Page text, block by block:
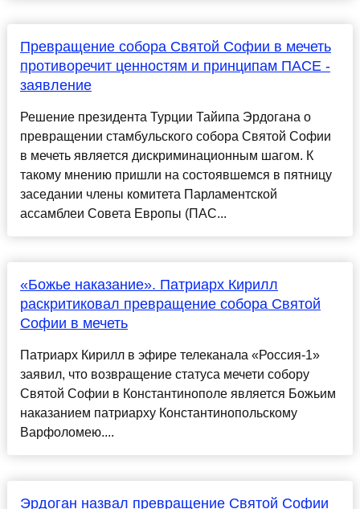
Превращение собора Святой Софии в мечеть
противоречит ценностям и принципам ПАСЕ -
заявление
Решение президента Турции Тайипа Эрдогана о
превращении стамбульского собора Святой Софии
в мечеть является дискриминационным шагом. К
такому мнению пришли на состоявшемся в пятницу
заседании члены комитета Парламентской
ассамблеи Совета Европы (ПАС...
«Божье наказание». Патриарх Кирилл
раскритиковал превращение собора Святой
Софии в мечеть
Патриарх Кирилл в эфире телеканала «Россия-1»
заявил, что возвращение статуса мечети собору
Святой Софии в Константинополе является Божьим
наказанием патриарху Константинопольскому
Варфоломею....
Эрдоган назвал превращение Святой Софии